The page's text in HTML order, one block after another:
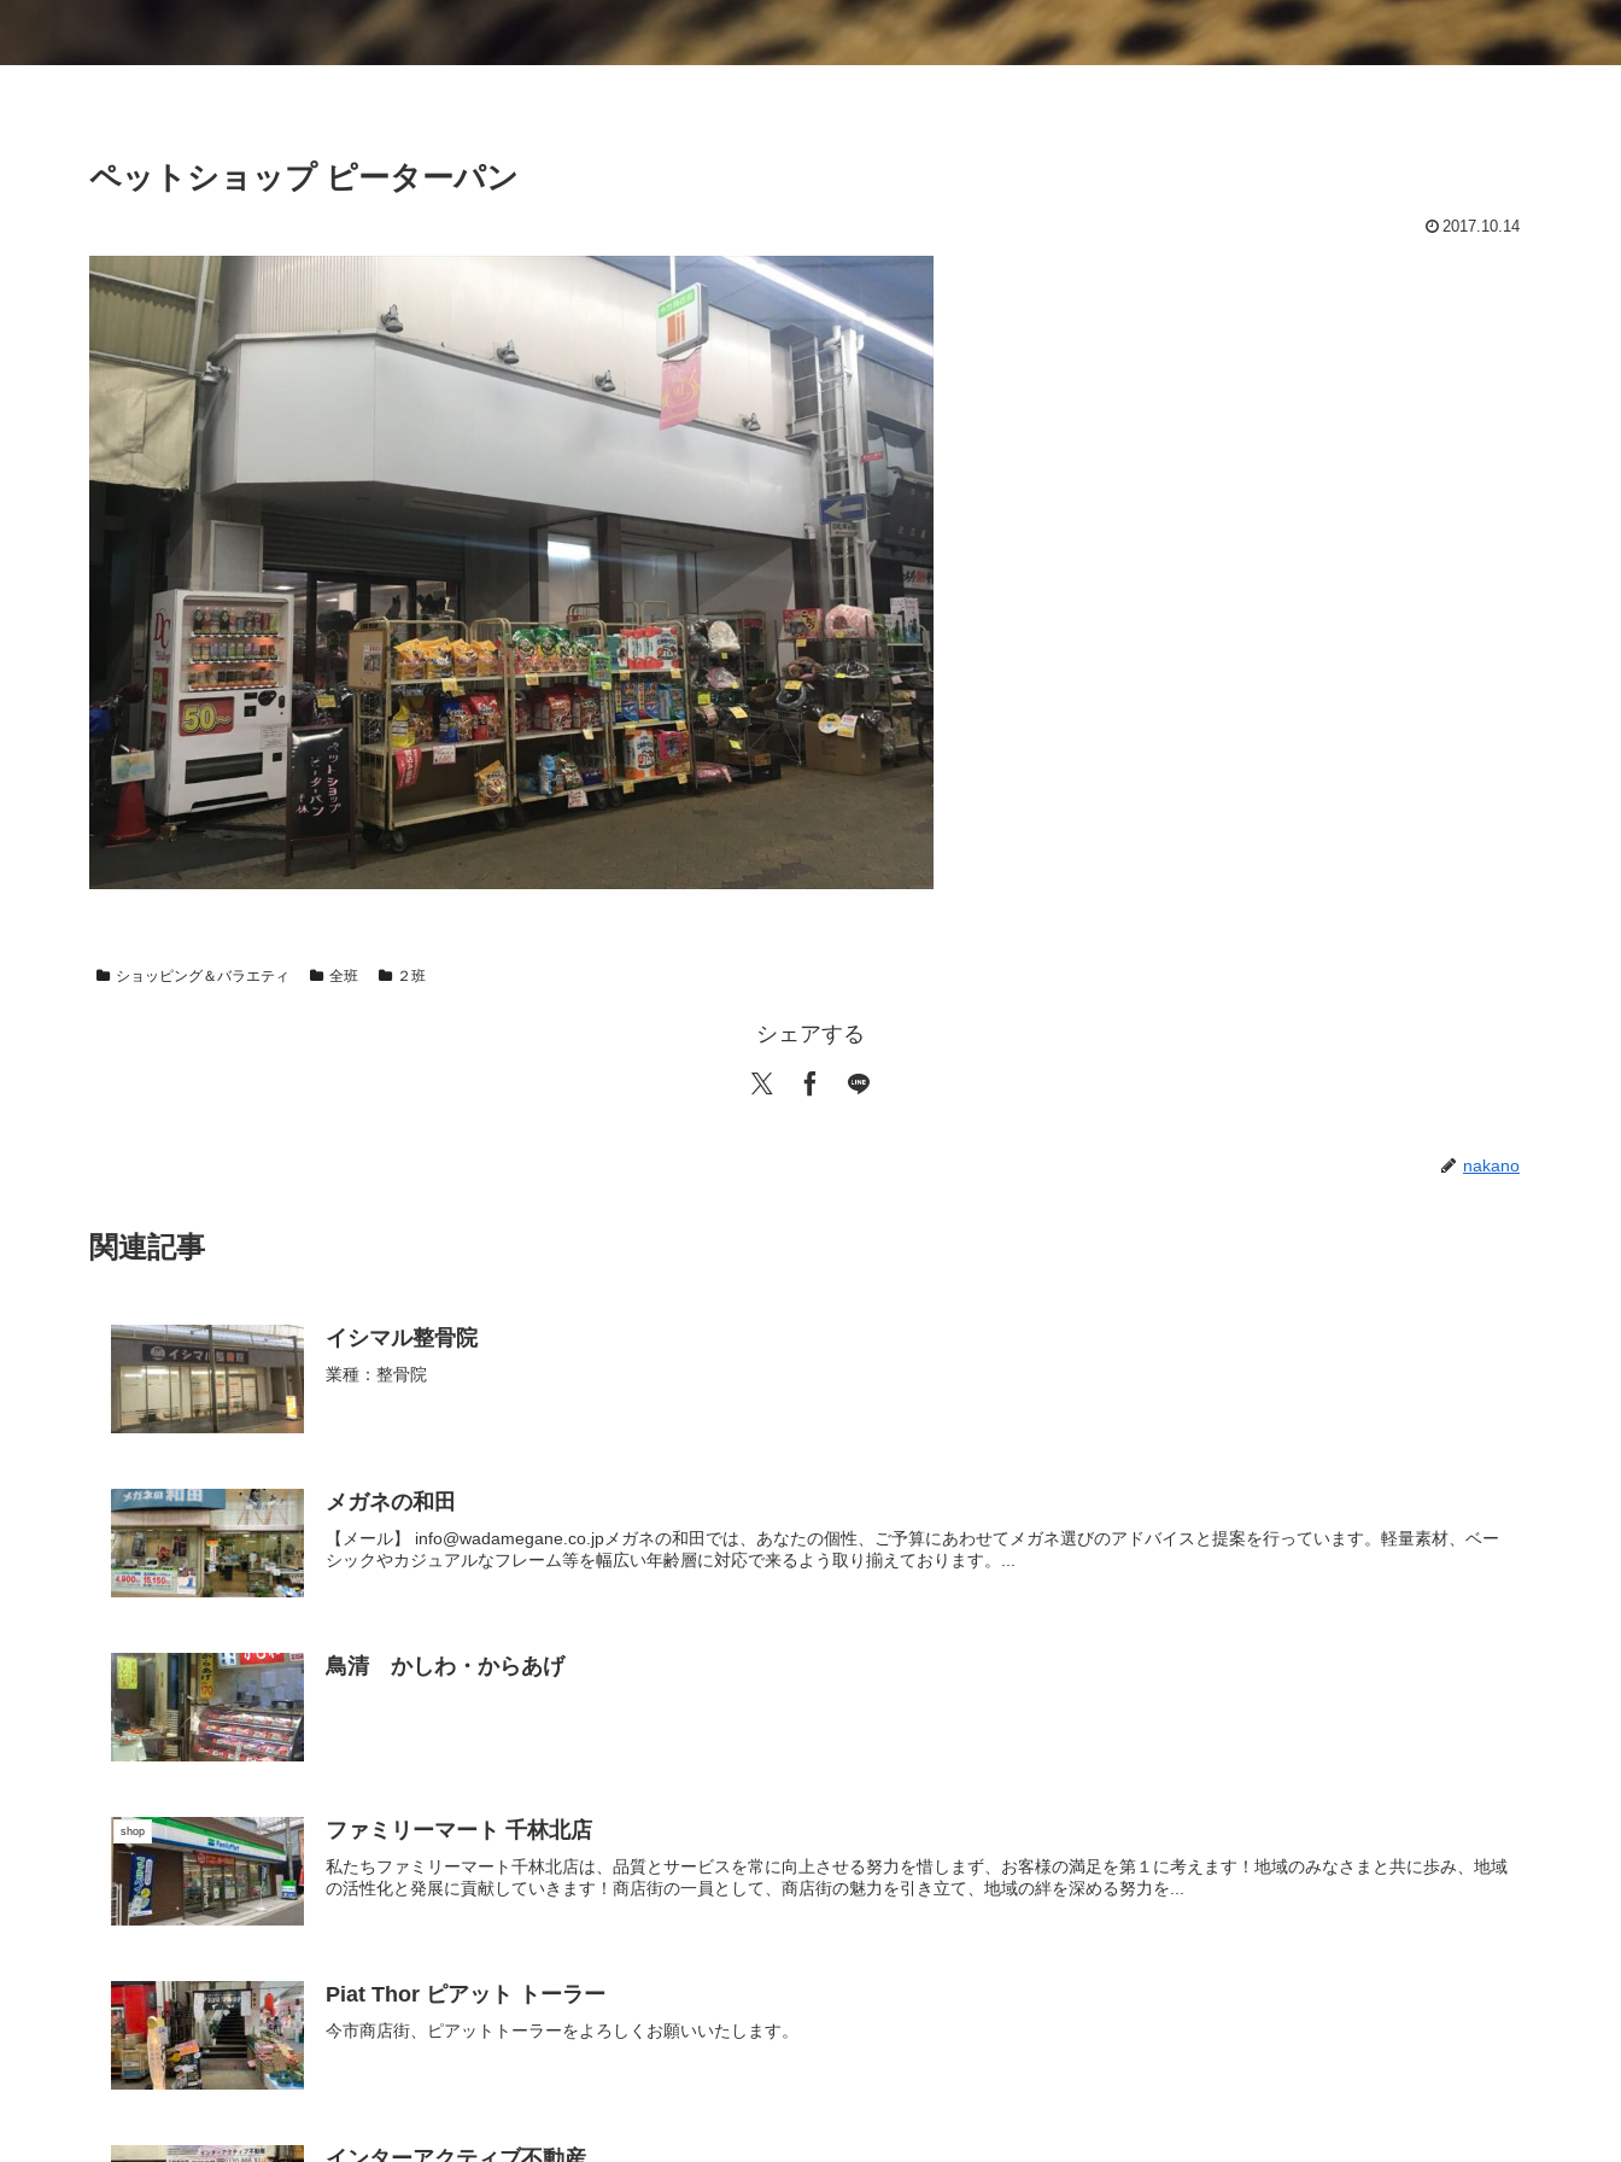
ペットショップ ピーターパン
2017.10.14
ショッピング＆バラエティ 全班 ２班
シェアする
nakano
関連記事
イシマル整骨院
業種：整骨院
メガネの和田
【メール】 info@wadamegane.co.jpメガネの和田では、あなたの個性、ご予算にあわせてメガネ選びのアドバイスと提案を行っています。軽量素材、ベー
シックやカジュアルなフレーム等を幅広い年齢層に対応で来るよう取り揃えております。...
鳥清 かしわ・からあげ
shop ファミリーマート 千林北店
私たちファミリーマート千林北店は、品質とサービスを常に向上させる努力を惜しまず、お客様の満足を第１に考えます！地域のみなさまと共に歩み、地域
の活性化と発展に貢献していきます！商店街の一員として、商店街の魅力を引き立て、地域の絆を深める努力を...
Piat Thor ピアット トーラー
今市商店街、ピアットトーラーをよろしくお願いいたします。